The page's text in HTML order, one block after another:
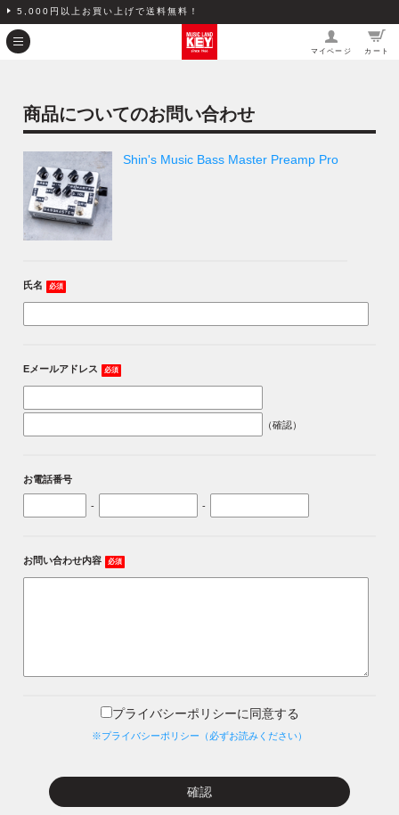
5,000円以上お買い上げで送料無料！
マイページ カート
商品についてのお問い合わせ
Shin's Music Bass Master Preamp Pro
氏名 必須
Eメールアドレス 必須
（確認）
お電話番号
- -
お問い合わせ内容 必須
プライバシーポリシーに同意する
※プライバシーポリシー（必ずお読みください）